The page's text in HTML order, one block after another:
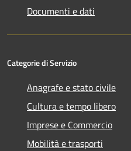
Documenti e dati
Categorie di Servizio
Anagrafe e stato civile
Cultura e tempo libero
Imprese e Commercio
Mobilità e trasporti